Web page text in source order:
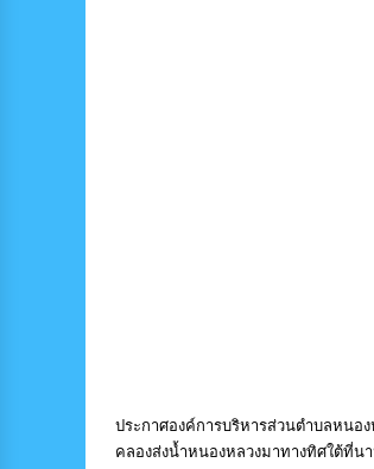
ประกาศองค์การบริหารส่วนตำบลหนอ
คลองส่งน้ำหนองหลวงมาทางทิศใต้ที่น